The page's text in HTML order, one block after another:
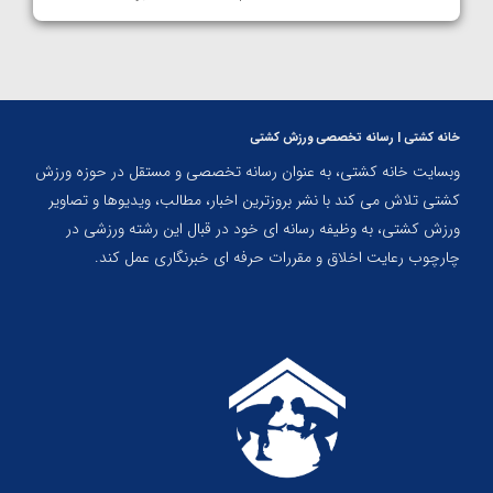
خانه کشتی | رسانه تخصصی ورزش کشتی
وبسایت خانه کشتی، به عنوان رسانه تخصصی و مستقل در حوزه ورزش
کشتی تلاش می کند با نشر بروزترین اخبار، مطالب، ویدیوها و تصاویر
ورزش کشتی، به وظیفه رسانه ای خود در قبال این رشته ورزشی در
چارچوب رعایت اخلاق و مقررات حرفه ای خبرنگاری عمل کند.